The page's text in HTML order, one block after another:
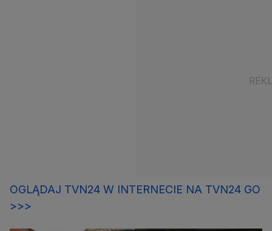
OGLĄDAJ TVN24 W INTERNECIE NA TVN24 GO
>>>